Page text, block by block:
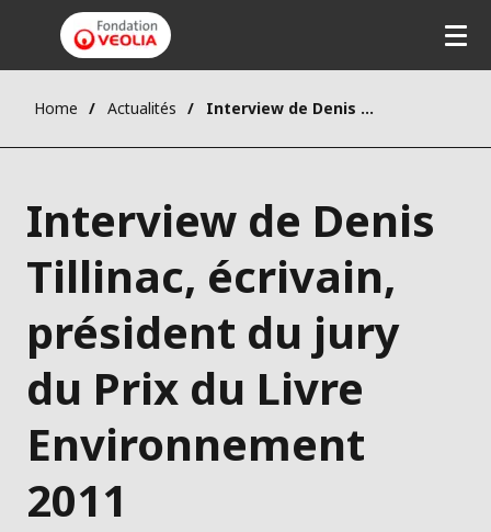
Home Actualités Interview de Denis Tillinac, écrivain, président du jury du Prix du Livre Environnement 2011
Interview de Denis
Tillinac, écrivain,
président du jury
du Prix du Livre
Environnement
2011